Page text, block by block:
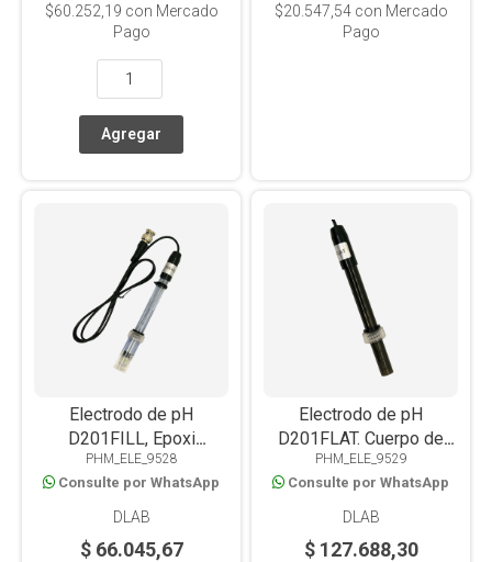
$60.252,19 con Mercado
Pago
$20.547,54con Mercado
Pago
Electrodo de pH
D201FILL, Epoxi
rellenable, Línea
Mesada/Portátil
PHM_ELE_9528
Consulte por WhatsApp
DLAB
$ 66.045,67
Electrodo de pH
D201FLAT. Cuerpo de
epoxi. Punta plana.
Conector BNC.
Compatible con equipos
de Mesada y Portátiles
PHM_ELE_9529
Consulte por WhatsApp
DLAB
$ 127.688,30